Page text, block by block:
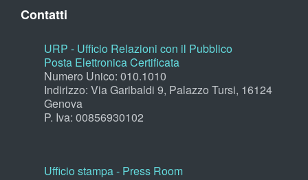
Contatti
URP - Ufficio Relazioni con il Pubblico
Posta Elettronica Certificata
Numero Unico: 010.1010
Indirizzo: Via Garibaldi 9, Palazzo Tursi, 16124
Genova
P. Iva: 00856930102
Ufficio stampa - Press Room